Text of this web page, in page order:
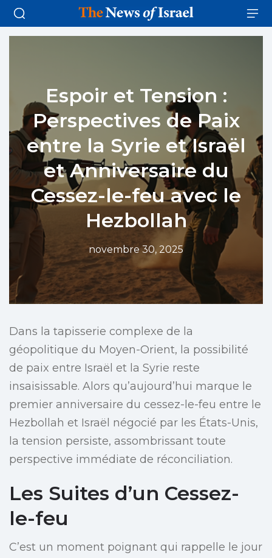
Espoir et Tension :
Perspectives de Paix
entre la Syrie et Israël
et Anniversaire du
Cessez-le-feu avec le
Hezbollah
novembre 30, 2025
Dans la tapisserie complexe de la
géopolitique du Moyen-Orient, la possibilité
de paix entre Israël et la Syrie reste
insaisissable. Alors qu’aujourd’hui marque le
premier anniversaire du cessez-le-feu entre le
Hezbollah et Israël négocié par les États-Unis,
la tension persiste, assombrissant toute
perspective immédiate de réconciliation.
Les Suites d’un Cessez-
le-feu
C’est un moment poignant qui rappelle le jour